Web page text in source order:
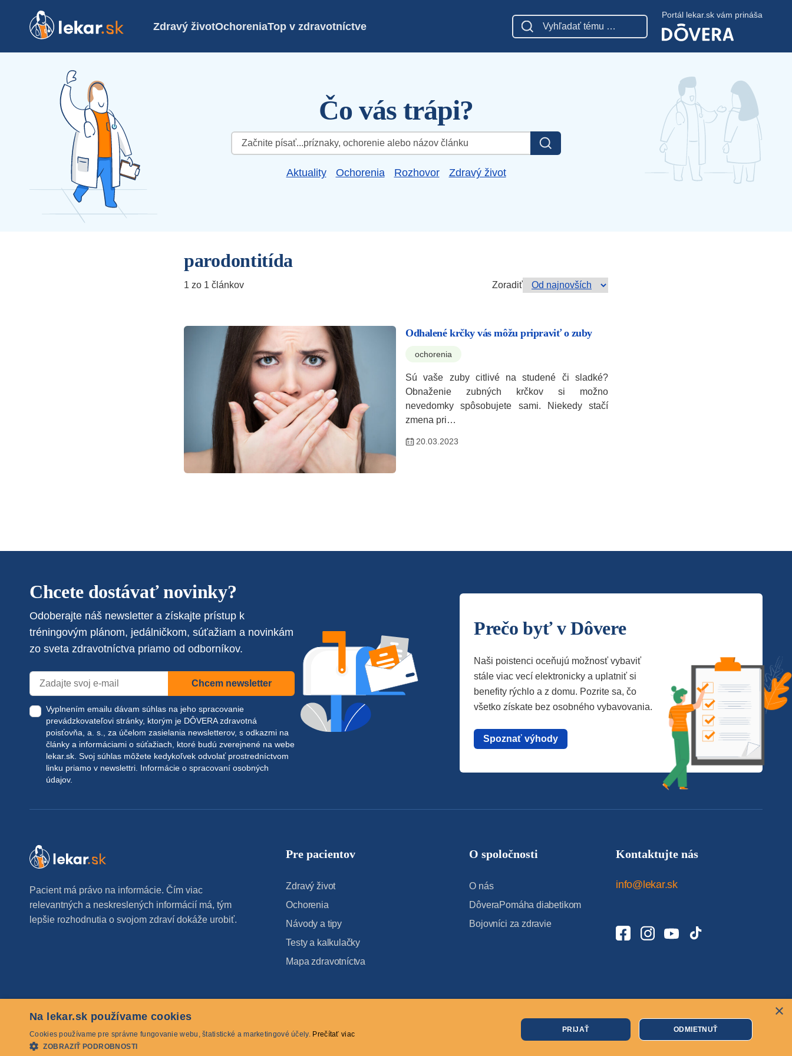
Zdravý životOchoreniaTop v zdravotníctve
Portál lekar.sk vám prináša
Čo vás trápi?
Hľadať:
Aktuality Ochorenia Rozhovor Zdravý život
parodontitída
1 zo 1 článkov Zoradiť
Odhalené krčky vás môžu pripraviť o zuby
ochorenia
Sú vaše zuby citlivé na studené či sladké?
Obnaženie zubných krčkov si možno
nevedomky spôsobujete sami. Niekedy stačí
zmena pri…
20.03.2023
Chcete dostávať novinky?
Odoberajte náš newsletter a získajte prístup k
tréningovým plánom, jedálničkom, súťažiam a novinkám
zo sveta zdravotníctva priamo od odborníkov.
Chcem newsletter
Vyplnením emailu dávam súhlas na jeho spracovanie
prevádzkovateľovi stránky, ktorým je DÔVERA zdravotná
poisťovňa, a. s., za účelom zasielania newsletterov, s odkazmi na
články a informáciami o súťažiach, ktoré budú zverejnené na webe
lekar.sk . Svoj súhlas môžete kedykoľvek odvolať prostredníctvom
linku priamo v newslettri. Informácie o spracovaní osobných
údajov.
Prečo byť v Dôvere
Naši poistenci oceňujú možnosť vybaviť
stále viac vecí elektronicky a uplatniť si
benefity rýchlo a z domu. Pozrite sa, čo
všetko získate bez osobného vybavovania.
Spoznať výhody
Pacient má právo na informácie. Čím viac
relevantných a neskreslených informácií má, tým
lepšie rozhodnutia o svojom zdraví dokáže urobiť.
Pre pacientov
Zdravý život
Ochorenia
Návody a tipy
Testy a kalkulačky
Mapa zdravotníctva
O spoločnosti
O nás
DôveraPomáha diabetikom
Bojovníci za zdravie
Kontaktujte nás
info@lekar.sk
© 2026 lekar.sk Všetky práva vyhradené Cookies
×
Na lekar.sk používame cookies
Cookies používame pre správne fungovanie webu, štatistické a marketingové účely. Prečítať viac
ZOBRAZIŤ PODROBNOSTI
PRIJAŤ ODMIETNUŤ